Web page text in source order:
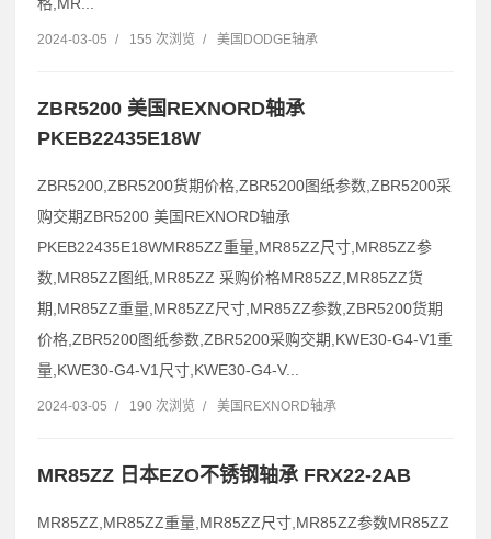
2024-03-05 / 155 次浏览 / 美国DODGE轴承
ZBR5200 美国REXNORD轴承
PKEB22435E18W
ZBR5200,ZBR5200货期价格,ZBR5200图纸参数,ZBR5200采
购交期ZBR5200 美国REXNORD轴承
PKEB22435E18WMR85ZZ重量,MR85ZZ尺寸,MR85ZZ参
数,MR85ZZ图纸,MR85ZZ 采购价格MR85ZZ,MR85ZZ货
期,MR85ZZ重量,MR85ZZ尺寸,MR85ZZ参数,ZBR5200货期
价格,ZBR5200图纸参数,ZBR5200采购交期,KWE30-G4-V1重
量,KWE30-G4-V1尺寸,KWE30-G4-V...
2024-03-05 / 190 次浏览 / 美国REXNORD轴承
MR85ZZ 日本EZO不锈钢轴承 FRX22-2AB
MR85ZZ,MR85ZZ重量,MR85ZZ尺寸,MR85ZZ参数MR85ZZ